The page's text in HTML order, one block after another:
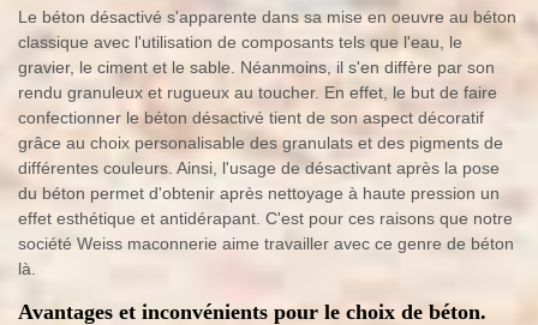
Le béton désactivé s'apparente dans sa mise en oeuvre au béton
classique avec l'utilisation de composants tels que l'eau, le
gravier, le ciment et le sable. Néanmoins, il s'en diffère par son
rendu granuleux et rugueux au toucher. En effet, le but de faire
confectionner le béton désactivé tient de son aspect décoratif
grâce au choix personalisable des granulats et des pigments de
différentes couleurs. Ainsi, l'usage de désactivant après la pose
du béton permet d'obtenir après nettoyage à haute pression un
effet esthétique et antidérapant. C'est pour ces raisons que notre
société Weiss maconnerie aime travailler avec ce genre de béton
là.
Avantages et inconvénients pour le choix de béton.